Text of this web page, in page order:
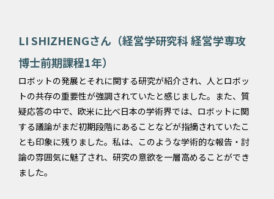
LI SHIZHENGさん（経営学研究科 経営学専攻
博士前期課程1年）
ロボットの発展とそれに関する研究が紹介され、人とロボッ
トの共存の重要性が強調されていたと感じました。また、質
疑応答の中で、欧米に比べ日本の学術界では、ロボットに関
する議論がまだ初期段階にあることなどが指摘されていたこ
とも印象に残りました。私は、このような学術的な報告・討
論の雰囲気に魅了され、研究の意欲を一層高めることができ
ました。